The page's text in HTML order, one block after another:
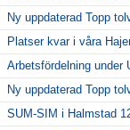
Ny uppdaterad Topp
Platser kvar i våra
Arbetsfördelning under
Ny uppdaterad Topp
SUM-SIM i Halmstad